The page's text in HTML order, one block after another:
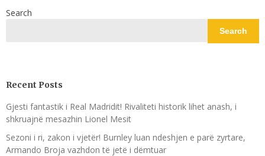
Search
Search
Recent Posts
Gjesti fantastik i Real Madridit! Rivaliteti historik lihet anash, i
shkruajnë mesazhin Lionel Mesit
Sezoni i ri, zakon i vjetër! Burnley luan ndeshjen e parë zyrtare,
Armando Broja vazhdon të jetë i dëmtuar